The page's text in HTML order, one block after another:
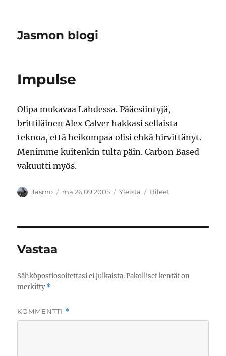
Jasmon blogi
Impulse
Olipa mukavaa Lahdessa. Pääesiintyjä,
brittiläinen Alex Calver hakkasi sellaista
teknoa, että heikompaa olisi ehkä hirvittänyt.
Menimme kuitenkin tulta päin. Carbon Based
vakuutti myös.
Kirjoittaja
Jasmo Julkaistu
ma 26.09.2005 Kategoriat
Yleistä Avainsanat
Bileet
Vastaa
Sähköpostiosoitettasi ei julkaista. Pakolliset kentät on
merkitty*
KOMMENTTI *